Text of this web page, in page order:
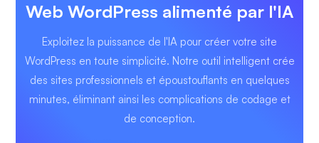
Web WordPress alimenté par l'IA
Exploitez la puissance de l'IA pour créer votre site
WordPress en toute simplicité. Notre outil intelligent crée
des sites professionnels et époustouflants en quelques
minutes, éliminant ainsi les complications de codage et
de conception.